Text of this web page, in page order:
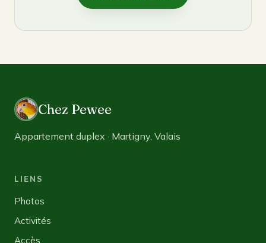
Chez Pewee
Appartement duplex · Martigny, Valais
LIENS
Photos
Activités
Accès